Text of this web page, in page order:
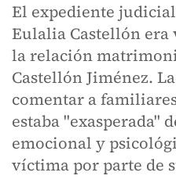
El expediente
Eulalia Castellón era
la relación
Castellón Jiménez.
comentar a
estaba "exasperada"
emocional y
víctima por parte de